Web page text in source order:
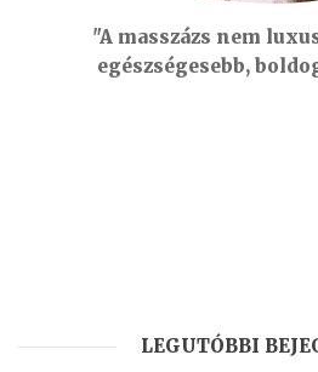
"A masszázs nem
egészségesebb,
LEGUTÓBBI